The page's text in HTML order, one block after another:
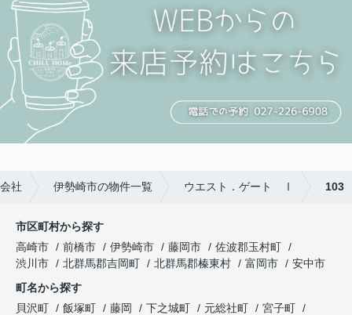
社 伊勢崎市の物件一覧 ウエスト．ゲート Ⅰ 103
市区町村から探す
高崎市
前橋市 伊勢崎市 藤岡市
佐波郡玉村町
渋川市
北群馬郡吉岡町 北群馬郡榛東村 富岡市
安中市
町名から探す
貝沢町
飯塚町 藤岡 下之城町 元総社町
宮子町